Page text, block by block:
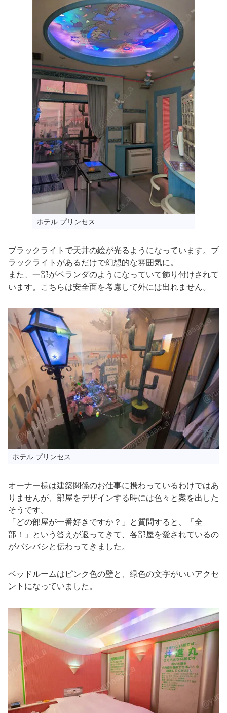
ホテル プリンセス
ブラックライトで天井の絵が光るようになっています。ブ
ラックライトがあるだけで幻想的な雰囲気に。
また、一部がベランダのようになっていて飾り付けされて
います。こちらは安全面を考慮して外には出れません。
ホテル プリンセス
オーナー様は建築関係のお仕事に携わっているわけではあ
りませんが、部屋をデザインする時には色々と案を出した
そうです。
「どの部屋が一番好きですか？」と質問すると、「全
部！」という答えが返ってきて、各部屋を愛されているの
がバシバシと伝わってきました。
ベッドルームはピンク色の壁と、緑色の文字がいいアクセ
ントになっていました。